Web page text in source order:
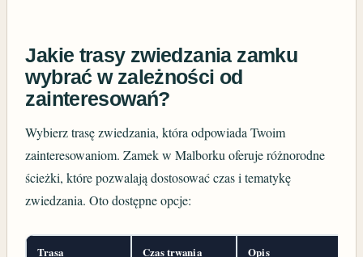
Jakie trasy zwiedzania zamku
wybrać w zależności od
zainteresowań?
Wybierz trasę zwiedzania, która odpowiada Twoim
zainteresowaniom. Zamek w Malborku oferuje różnorodne
ścieżki, które pozwalają dostosować czas i tematykę
zwiedzania. Oto dostępne opcje:
Trasa Czas trwania Opis